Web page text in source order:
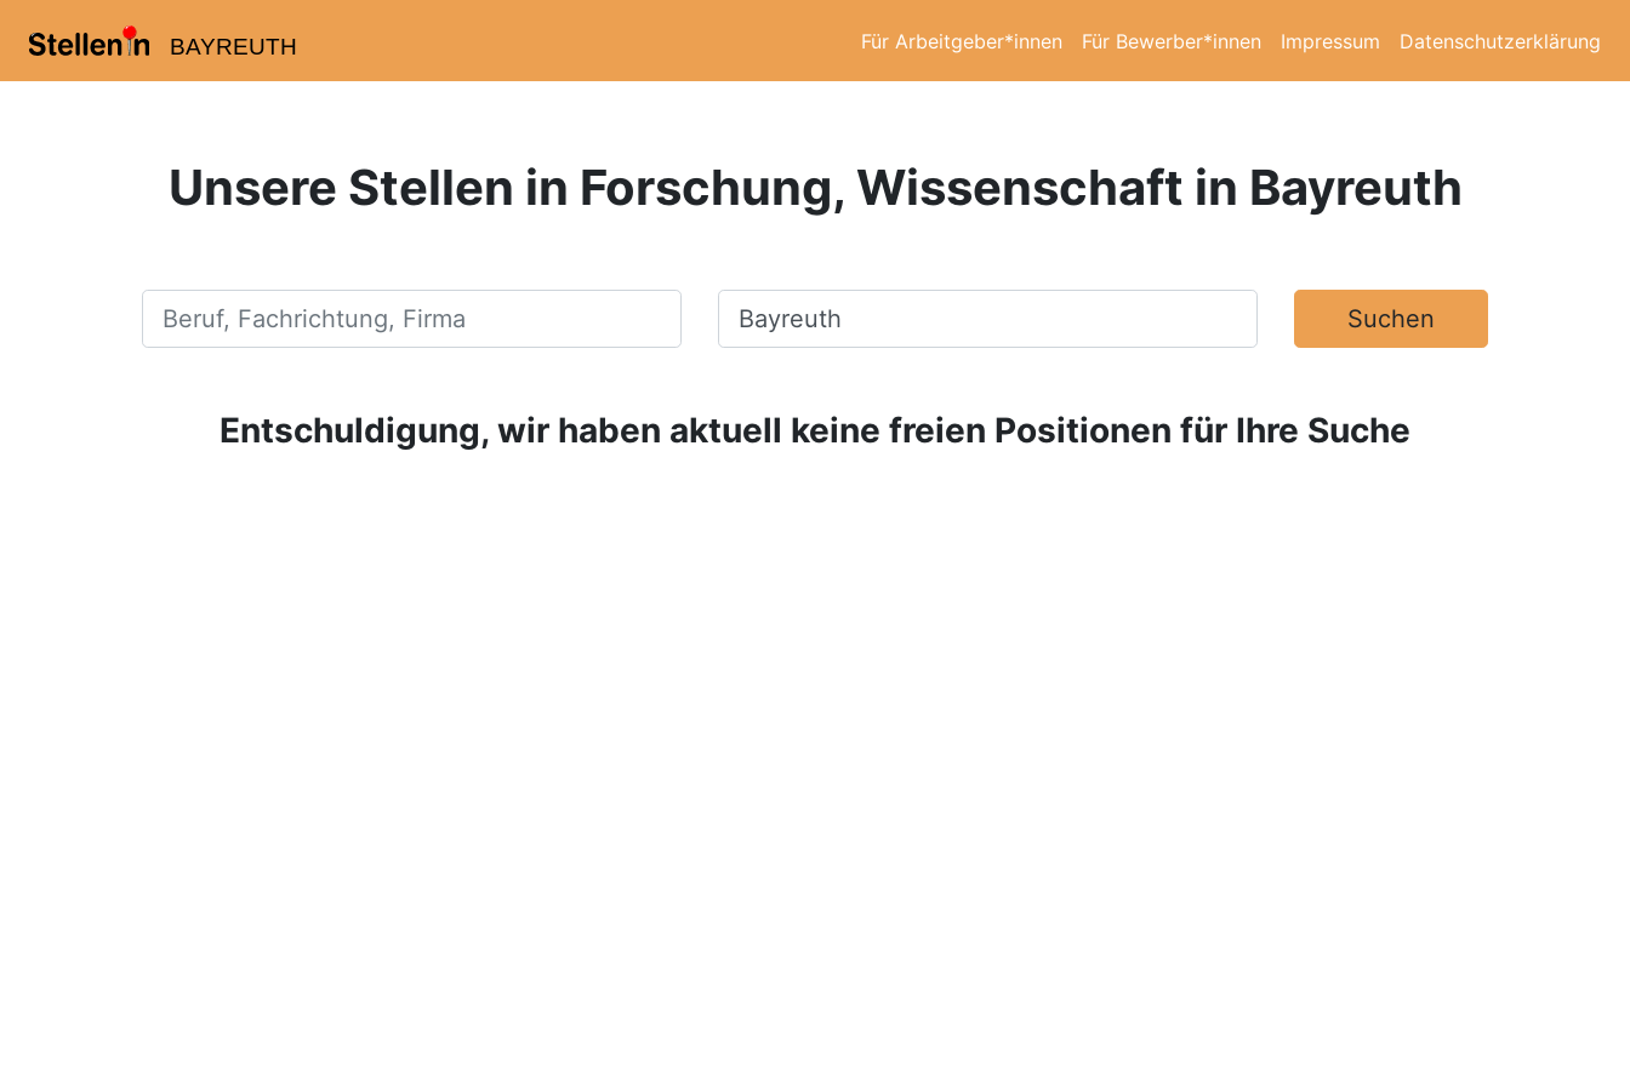
BAYREUTH Für Arbeitgeber*innen Für Bewerber*innen Impressum Datenschutzerklärung
Unsere Stellen in Forschung, Wissenschaft in Bayreuth
Beruf, Fachrichtung, Firma Ort, Stadt Suchen
Entschuldigung, wir haben aktuell keine freien Positionen für Ihre Suche